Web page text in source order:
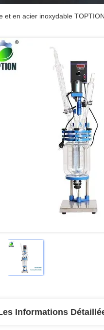
et en acier inoxydable
Informations